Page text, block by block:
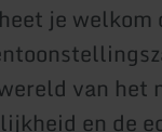
je
van het
en de